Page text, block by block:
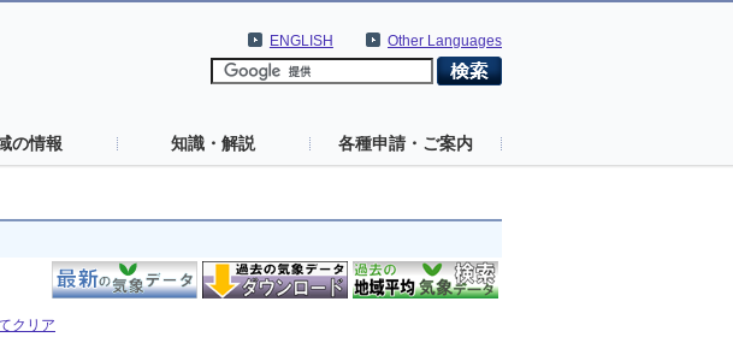
Other Languages
ENGLISH
の情報 知識・解説 各種申請・ご案内
クリア